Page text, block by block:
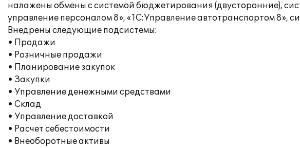
налажены обмены с системой бюджетирования (двусторонние),
управление персоналом 8», «1С:Управление автотранспортом 8»,
Внедрены следующие подсистемы:
• Продажи
• Розничные продажи
• Планирование закупок
• Закупки
• Управление денежными средствами
• Склад
• Управление доставкой
• Расчет себестоимости
• Внеоборотные активы